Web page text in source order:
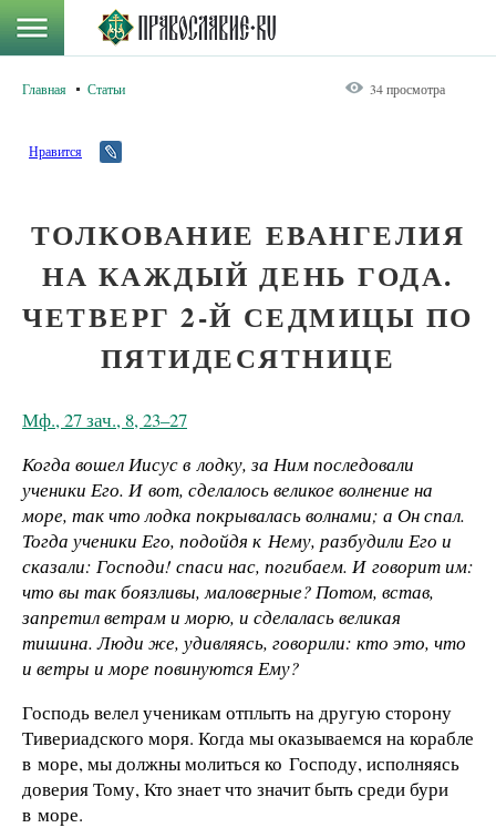
Главная Статьи 34 просмотра
Нравится
ТОЛКОВАНИЕ ЕВАНГЕЛИЯ
НА КАЖДЫЙ ДЕНЬ ГОДА.
ЧЕТВЕРГ 2-Й СЕДМИЦЫ ПО
ПЯТИДЕСЯТНИЦЕ
Мф., 27 зач., 8, 23–27
Когда вошел Иисус в лодку, за Ним последовали
ученики Его. И вот, сделалось великое волнение на
море, так что лодка покрывалась волнами; а Он спал.
Тогда ученики Его, подойдя к Нему, разбудили Его и
сказали: Господи! спаси нас, погибаем. И говорит им:
что вы так боязливы, маловерные? Потом, встав,
запретил ветрам и морю, и сделалась великая
тишина. Люди же, удивляясь, говорили: кто это, что
и ветры и море повинуются Ему?
Господь велел ученикам отплыть на другую сторону
Тивериадского моря. Когда мы оказываемся на корабле
в море, мы должны молиться ко Господу, исполняясь
доверия Тому, Кто знает что значит быть среди бури
в море.